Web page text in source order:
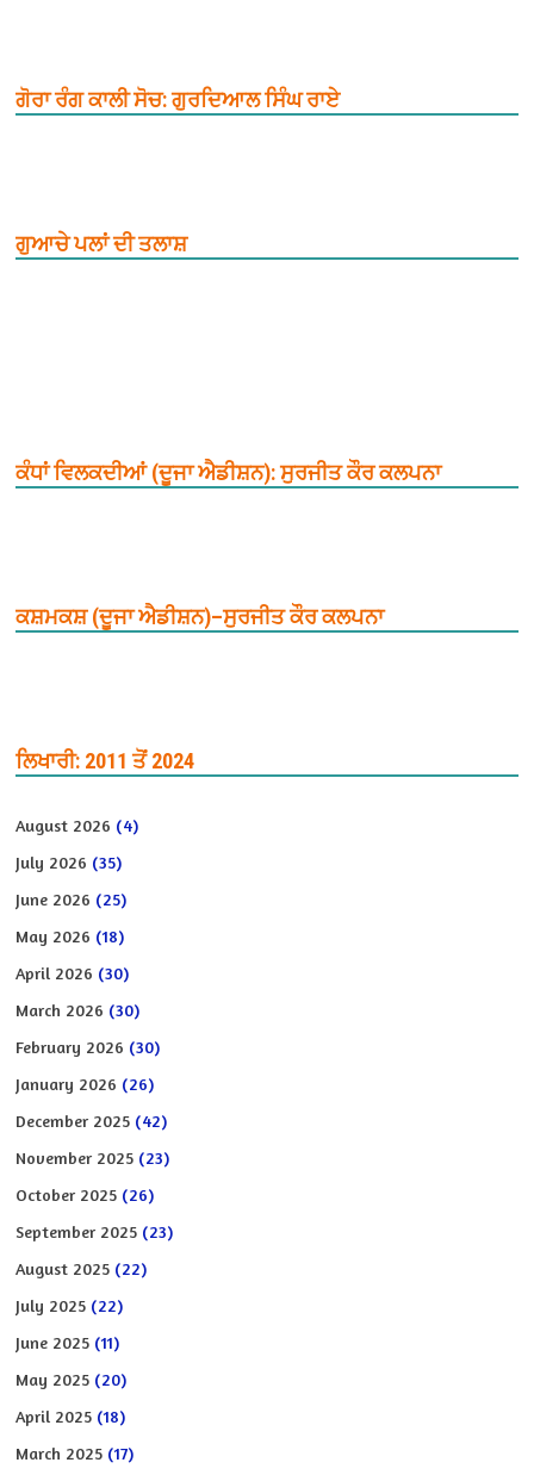
ਗੋਰਾ ਰੰਗ ਕਾਲੀ ਸੋਚ: ਗੁਰਦਿਆਲ ਸਿੰਘ ਰਾਏ
ਗੁਆਚੇ ਪਲਾਂ ਦੀ ਤਲਾਸ਼
ਕੰਧਾਂ ਵਿਲਕਦੀਆਂ (ਦੂਜਾ ਐਡੀਸ਼ਨ): ਸੁਰਜੀਤ ਕੌਰ ਕਲਪਨਾ
ਕਸ਼ਮਕਸ਼ (ਦੂਜਾ ਐਡੀਸ਼ਨ)–ਸੁਰਜੀਤ ਕੌਰ ਕਲਪਨਾ
ਲਿਖਾਰੀ: 2011 ਤੋਂ 2024
August 2026 (4)
July 2026 (35)
June 2026 (25)
May 2026 (18)
April 2026 (30)
March 2026 (30)
February 2026 (30)
January 2026 (26)
December 2025 (42)
November 2025 (23)
October 2025 (26)
September 2025 (23)
August 2025 (22)
July 2025 (22)
June 2025 (11)
May 2025 (20)
April 2025 (18)
March 2025 (17)